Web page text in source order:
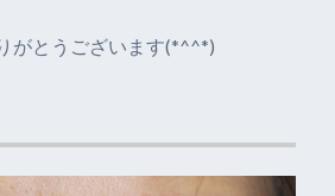
がとうございます(*^^*)